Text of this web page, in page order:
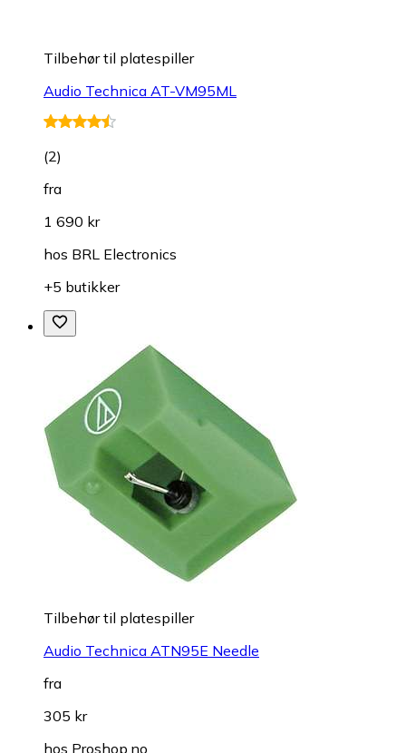
Tilbehør til platespiller
Audio Technica AT-VM95ML
(2)
fra
1 690 kr
hos BRL Electronics
+5 butikker
Tilbehør til platespiller
Audio Technica ATN95E Needle
fra
305 kr
hos Proshop.no